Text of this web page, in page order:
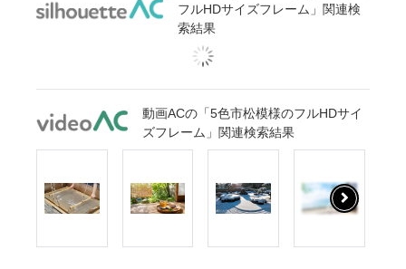
フルHDサイズフレーム」関連検
索結果
動画ACの「5色市松模様のフルHDサイ
ズフレーム」関連検索結果